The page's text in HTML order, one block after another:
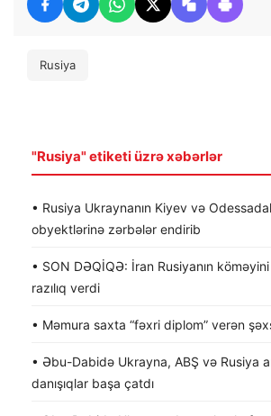
Rusiya
"Rusiya" etiketi üzrə xəbərlər
• Rusiya Ukraynanın Kiyev və
obyektlərinə zərbələr endirib
• SON DƏQİQƏ: İran Rusiyanın
razılıq verdi
• Məmura saxta “fəxri diplom” verən
• Əbu-Dabidə Ukrayna, ABŞ və Rusiya
danışıqlar başa çatdı